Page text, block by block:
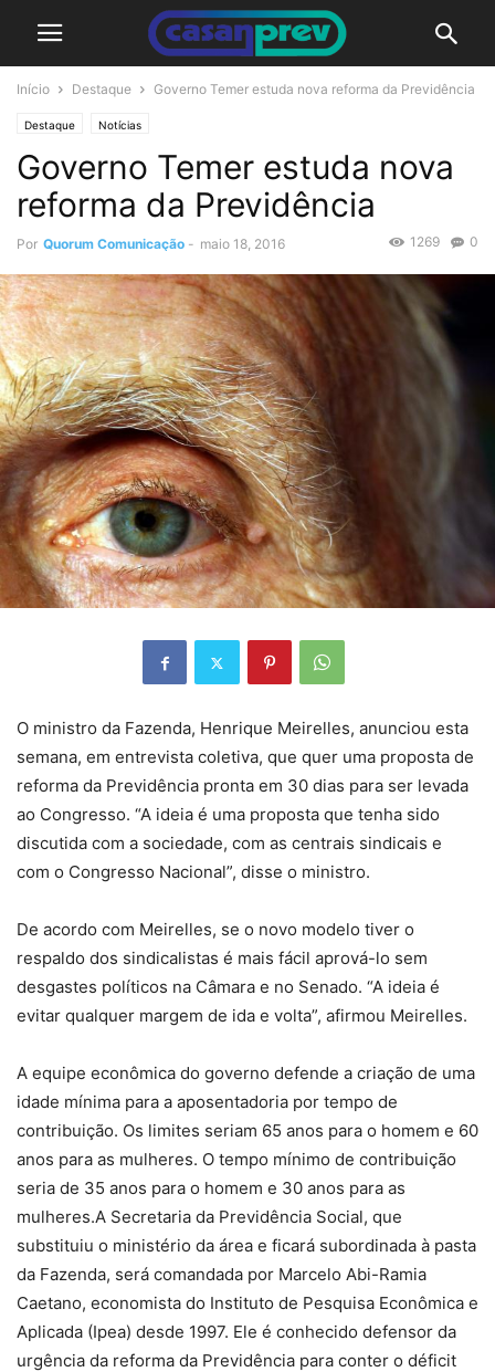
Início Destaque Governo Temer estuda nova reforma da Previdência
Destaque Notícias
Governo Temer estuda nova
reforma da Previdência
Por Quorum Comunicação - maio 18, 2016 0
1269
O ministro da Fazenda, Henrique Meirelles, anunciou esta
semana, em entrevista coletiva, que quer uma proposta de
reforma da Previdência pronta em 30 dias para ser levada
ao Congresso. “A ideia é uma proposta que tenha sido
discutida com a sociedade, com as centrais sindicais e
com o Congresso Nacional”, disse o ministro.
De acordo com Meirelles, se o novo modelo tiver o
respaldo dos sindicalistas é mais fácil aprová-lo sem
desgastes políticos na Câmara e no Senado. “A ideia é
evitar qualquer margem de ida e volta”, afirmou Meirelles.
A equipe econômica do governo defende a criação de uma
idade mínima para a aposentadoria por tempo de
contribuição. Os limites seriam 65 anos para o homem e 60
anos para as mulheres. O tempo mínimo de contribuição
seria de 35 anos para o homem e 30 anos para as
mulheres.A Secretaria da Previdência Social, que
substituiu o ministério da área e ficará subordinada à pasta
da Fazenda, será comandada por Marcelo Abi-Ramia
Caetano, economista do Instituto de Pesquisa Econômica e
Aplicada (Ipea) desde 1997. Ele é conhecido defensor da
urgência da reforma da Previdência para conter o déficit